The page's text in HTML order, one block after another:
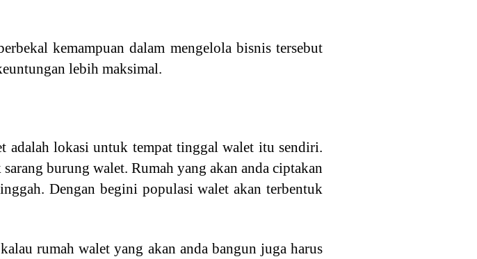
kemampuan dalam mengelola bisnis tersebut
lebih maksimal.
adalah lokasi untuk tempat tinggal walet itu sendiri.
burung walet. Rumah yang akan anda ciptakan
Dengan begini populasi walet akan terbentuk
rumah walet yang akan anda bangun juga harus